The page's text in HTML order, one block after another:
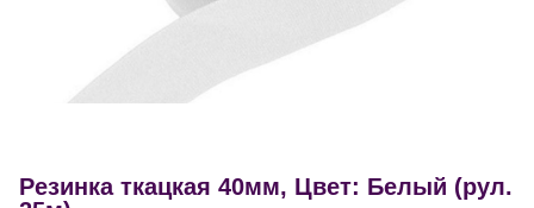
Резинка ткацкая 40мм, Цвет: Белый (рул.